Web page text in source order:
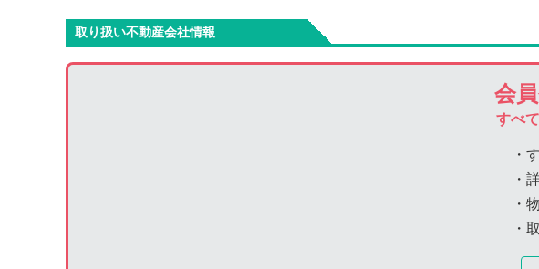
取り扱い不動産会社情報
会
すべ
・
・
・
・